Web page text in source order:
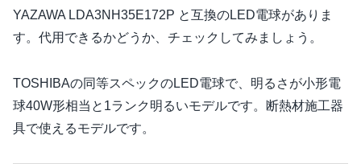
YAZAWA LDA3NH35E172P と互換のLED電球がありま
す。代用できるかどうか、チェックしてみましょう。
TOSHIBAの同等スペックのLED電球で、明るさが小形電
球40W形相当と1ランク明るいモデルです。断熱材施工器
具で使えるモデルです。